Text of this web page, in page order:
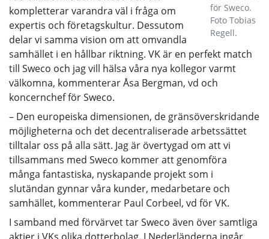
för Sweco.
Foto Tobias
Regell.
kompletterar varandra väl i fråga om
expertis och företagskultur. Dessutom
delar vi samma vision om att omvandla
samhället i en hållbar riktning. VK är en perfekt match
till Sweco och jag vill hälsa våra nya kollegor varmt
välkomna, kommenterar Åsa Bergman, vd och
koncernchef för Sweco.
– Den europeiska dimensionen, de gränsöverskridande
möjligheterna och det decentraliserade arbetssättet
tilltalar oss på alla sätt. Jag är övertygad om att vi
tillsammans med Sweco kommer att genomföra
många fantastiska, nyskapande projekt som i
slutändan gynnar våra kunder, medarbetare och
samhället, kommenterar Paul Corbeel, vd för VK.
I samband med förvärvet tar Sweco även över samtliga